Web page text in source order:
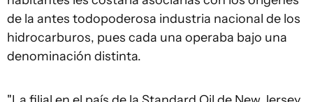
de la antes todopoderosa industria nacional de los
hidrocarburos, pues cada una operaba bajo una
denominación distinta.